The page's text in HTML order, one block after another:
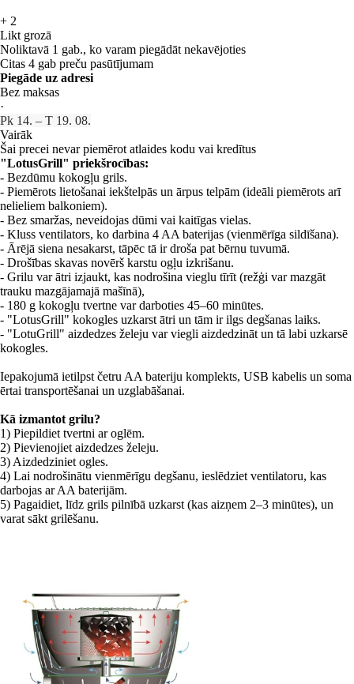
+ 2
Likt grozā
Noliktavā 1 gab., ko varam piegādāt nekavējoties
Citas 4 gab preču pasūtījumam
Piegāde uz adresi
Bez maksas
·
Pk 14. – T 19. 08.
Vairāk
Šai precei nevar piemērot atlaides kodu vai kredītus
"LotusGrill" priekšrocības:
- Bezdūmu kokogļu grils.
- Piemērots lietošanai iekštelpās un ārpus telpām (ideāli piemērots arī
nelieliem balkoniem).
- Bez smaržas, neveidojas dūmi vai kaitīgas vielas.
- Kluss ventilators, ko darbina 4 AA baterijas (vienmērīga sildīšana).
- Ārējā siena nesakarst, tāpēc tā ir droša pat bērnu tuvumā.
- Drošības skavas novērš karstu ogļu izkrišanu.
- Grilu var ātri izjaukt, kas nodrošina vieglu tīrīt (režģi var mazgāt
trauku mazgājamajā mašīnā),
- 180 g kokogļu tvertne var darboties 45–60 minūtes.
- "LotusGrill" kokogles uzkarst ātri un tām ir ilgs degšanas laiks.
- "LotuGrill" aizdedzes želeju var viegli aizdedzināt un tā labi uzkarsē
kokogles.
Iepakojumā ietilpst četru AA bateriju komplekts, USB kabelis un soma
ērtai transportēšanai un uzglabāšanai.
Kā izmantot grilu?
1) Piepildiet tvertni ar oglēm.
2) Pievienojiet aizdedzes želeju.
3) Aizdedziniet ogles.
4) Lai nodrošinātu vienmērīgu degšanu, ieslēdziet ventilatoru, kas
darbojas ar AA baterijām.
5) Pagaidiet, līdz grils pilnībā uzkarst (kas aizņem 2–3 minūtes), un
varat sākt grilēšanu.